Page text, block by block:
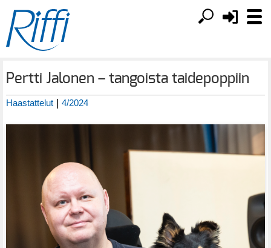
Pertti Jalonen – tangoista taidepoppiin
Haastattelut | 4/2024